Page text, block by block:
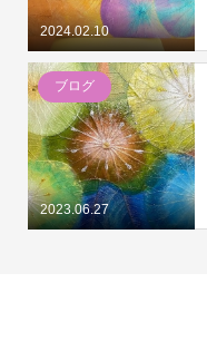
2024.02.10
ブログ
2023.06.27